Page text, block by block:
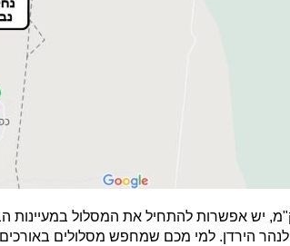
שציינו עוד קודם נחל חרמון אורכו סך הכל 9 ק"מ, יש אפשרות
הירדן. למי מכם שמחפש מסלולים